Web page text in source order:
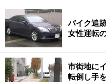
バイク追
女性運転
市街地に
転倒し手